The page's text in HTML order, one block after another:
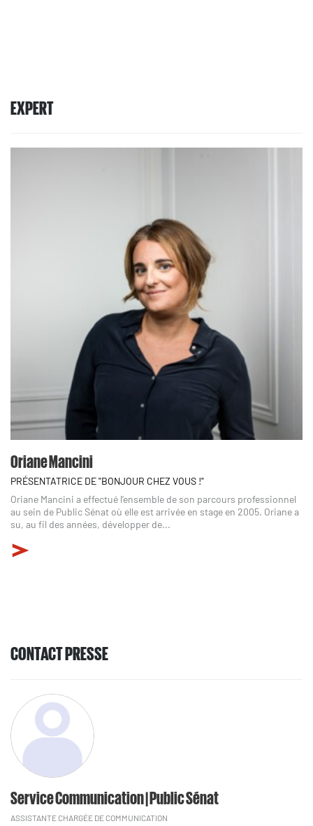
EXPERT
Oriane Mancini
PRÉSENTATRICE DE "BONJOUR CHEZ VOUS !"
Oriane Mancini a effectué l’ensemble de son parcours professionnel
au sein de Public Sénat où elle est arrivée en stage en 2005. Oriane a
su, au fil des années, développer de...
CONTACT PRESSE
Service Communication | Public Sénat
ASSISTANTE CHARGÉE DE COMMUNICATION